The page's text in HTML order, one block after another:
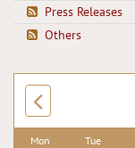
Press Releases
Others
Mon Tue